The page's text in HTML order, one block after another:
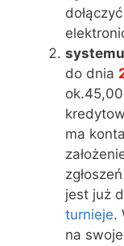
do dnia
ma
jest już
turnieje.
na